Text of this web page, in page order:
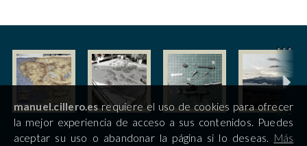
manuel.cillero.esrequiere el uso de cookies para ofrecer
la mejor experiencia de acceso a sus contenidos. Puedes
aceptar su uso o abandonar la página si lo deseas. Más